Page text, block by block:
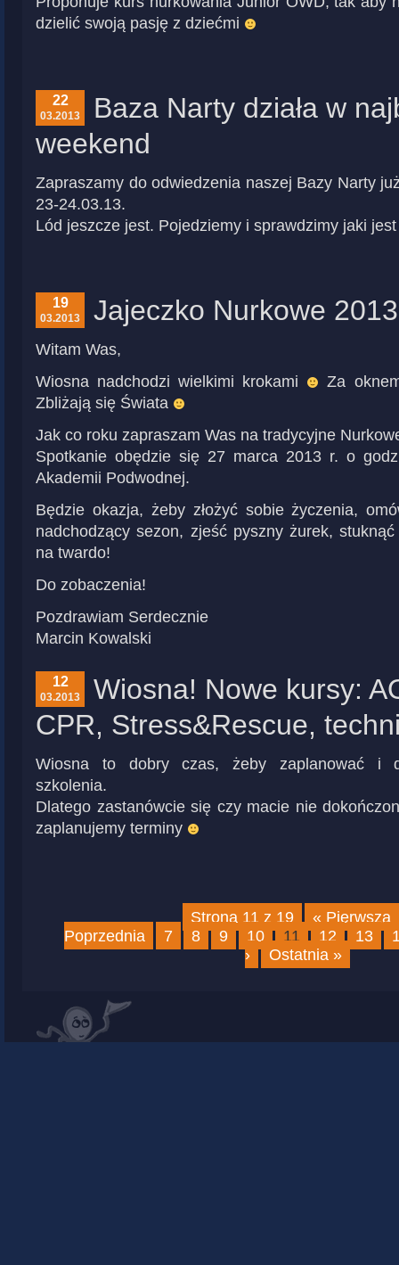
dzielić swoją pasję z dziećmi
22
03.2013
Baza Narty działa w
weekend
Zapraszamy do odwiedzenia naszej Bazy Narty
23-24.03.13.
Lód jeszcze jest. Pojedziemy i sprawdzimy jaki
19
03.2013 Jajeczko Nurkowe
Witam Was,
Wiosna nadchodzi wielkimi krokami
Za
Zbliżają się Świata
Jak co roku zapraszam Was na tradycyjne
Spotkanie obędzie się 27 marca 2013 r. o
Akademii Podwodnej.
Będzie okazja, żeby złożyć sobie życzenia,
nadchodzący sezon, zjeść pyszny żurek,
na twardo!
Do zobaczenia!
Pozdrawiam Serdecznie
Marcin Kowalski
12
03.2013
Wiosna! Nowe kursy:
CPR, Stress&Rescue,
Wiosna to dobry czas, żeby zaplanować i
szkolenia.
Dlatego zastanówcie się czy macie nie
zaplanujemy terminy
Strona 11 z 19
« Pierwsza
Poprzednia
7 8 9 10 11 12 13
›
Ostatnia »